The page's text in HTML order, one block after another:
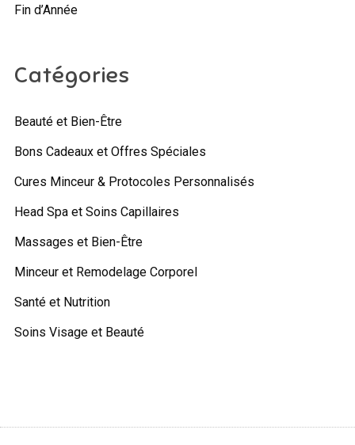
Fin d’Année
Catégories
Beauté et Bien-Être
Bons Cadeaux et Offres Spéciales
Cures Minceur & Protocoles Personnalisés
Head Spa et Soins Capillaires
Massages et Bien-Être
Minceur et Remodelage Corporel
Santé et Nutrition
Soins Visage et Beauté